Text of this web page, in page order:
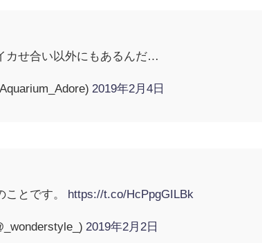
カせ合い以外にもあるんだ…
2019年2月4日
ことです。 https://t.co/HcPpgGILBk
2019年2月2日